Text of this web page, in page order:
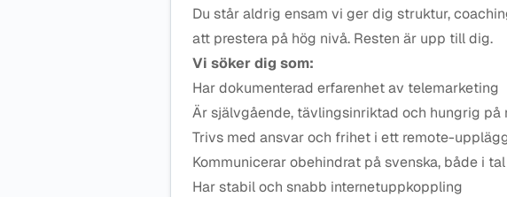
Du står aldrig ensam vi ger dig struktur,
att prestera på hög nivå. Resten är upp till dig.
Vi söker dig som:
Har dokumenterad erfarenhet av telemarketing
Är självgående, tävlingsinriktad och hungrig på
Trivs med ansvar och frihet i ett remote-
Kommunicerar obehindrat på svenska, både i
Har stabil och snabb internetuppkoppling